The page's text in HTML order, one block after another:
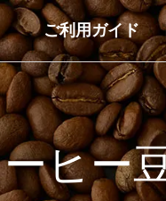
コーヒー商品
ドリップコーヒー
アイスコーヒー
ご利用ガイド
ヒー